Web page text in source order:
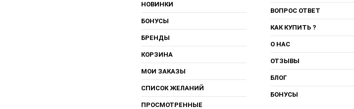
НОВИНКИ
БОНУСЫ
БРЕНДЫ
КОРЗИНА
МОИ ЗАКАЗЫ
СПИСОК ЖЕЛАНИЙ
ПРОСМОТРЕННЫЕ
ВОПРОС ОТВЕТ
КАК КУПИТЬ ?
О НАС
ОТЗЫВЫ
БЛОГ
БОНУСЫ